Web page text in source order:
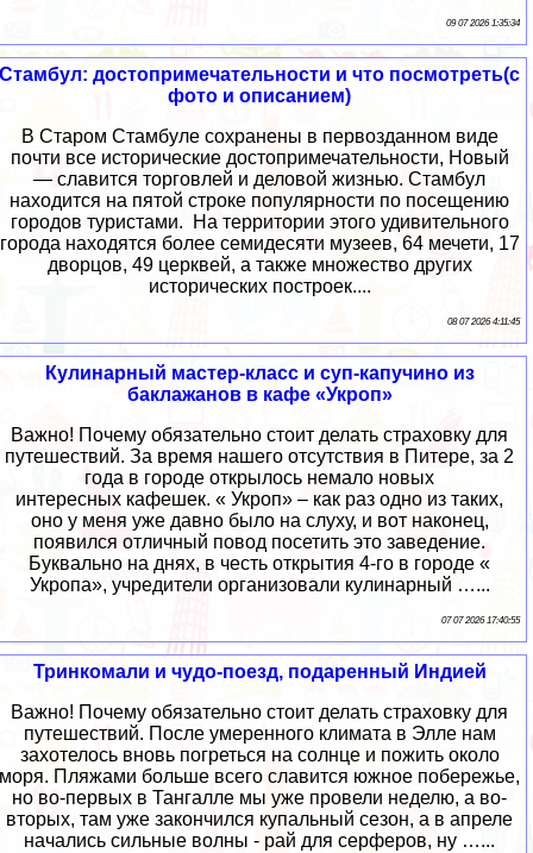
09 07 2026 1:35:34
Стамбул: достопримечательности и что посмотреть(с
фото и описанием)
В Старом Стамбуле сохранены в первозданном виде
почти все исторические достопримечательности, Новый
— славится торговлей и деловой жизнью. Стамбул
находится на пятой строке популярности по посещению
городов туристами. На территории этого удивительного
города находятся более семидесяти музеев, 64 мечети, 17
дворцов, 49 церквей, а также множество других
исторических построек....
08 07 2026 4:11:45
Кулинарный мастер-класс и суп-капучино из
баклажанов в кафе «Укроп»
Важно! Почему обязательно стоит делать страховку для
путешествий. За время нашего отсутствия в Питере, за 2
года в городе открылось немало новых
интересных кафешек. « Укроп» – как раз одно из таких,
оно у меня уже давно было на слуху, и вот наконец,
появился отличный повод посетить это заведение.
Буквально на днях, в честь открытия 4-го в городе «
Укропа», учредители организовали кулинарный …...
07 07 2026 17:40:55
Тринкомали и чудо-поезд, подаренный Индией
Важно! Почему обязательно стоит делать страховку для
путешествий. После умеренного климата в Элле нам
захотелось вновь погреться на солнце и пожить около
моря. Пляжами больше всего славится южное побережье,
но во-первых в Тангалле мы уже провели неделю, а во-
вторых, там уже закончился купальный сезон, а в апреле
начались сильные волны - рай для серферов, ну …...